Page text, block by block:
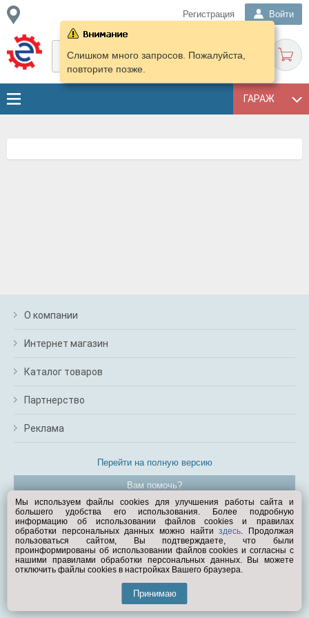
Регистрация Войти
ГАРАЖ
Слишком много запросов. Пожалуйста,
повторите позже.
О компании
Интернет магазин
Каталог товаров
Партнерство
Реклама
Перейти на полную версию
Вам помочь?
© Exist.ru 1998—2026
Мы используем файлы cookies для улучшения работы сайта и
большего удобства его использования. Более подробную
информацию об использовании файлов cookies и правилах
обработки персональных данных можно найтиздесь. Продолжая
пользоваться сайтом, Вы подтверждаете, что были
проинформированы об использовании файлов cookies и согласны с
нашими правилами обработки персональных данных. Вы можете
отключить файлы cookies в настройках Вашего браузера.
Принимаю